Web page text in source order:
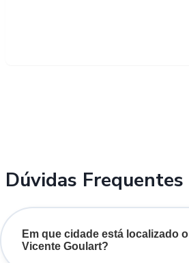
Dúvidas Frequentes
Em que cidade está localizado
Vicente Goulart?